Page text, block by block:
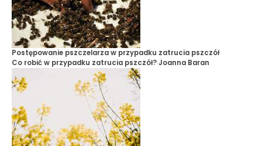
Postępowanie pszczelarza w przypadku zatrucia pszczół
Co robić w przypadku zatrucia pszczół?Joanna Baran